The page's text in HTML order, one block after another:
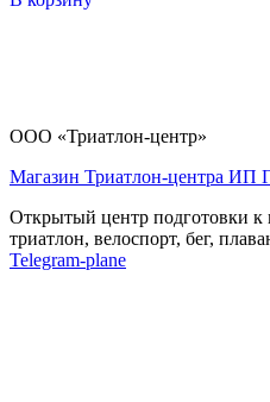
ООО «Триатлон-центр»
Магазин Триатлон-центра ИП
Открытый центр подготовки к
триатлон, велоспорт, бег,
Telegram-plane